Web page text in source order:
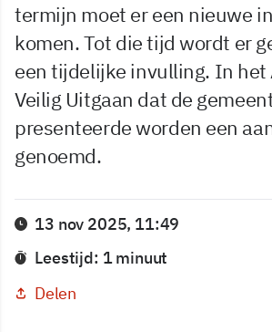
termijn moet er een nieuwe
komen. Tot die tijd wordt er
een tijdelijke invulling. In het
Veilig Uitgaan dat de
presenteerde worden een
genoemd.
13 nov 2025, 11:49
Leestijd: 1 minuut
Delen